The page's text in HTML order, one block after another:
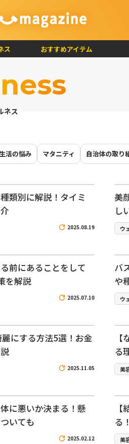
ス おすすめアイテム
ネス
生活の悩み マタニティ 自治体の取り
類別に解説！タイミ
2025.08.19
美
し
ウ
前にあることをして
を解説
2025.07.10
バ
や
ウ
麗にする方法5選！お金
2025.11.05
る
美
に悪いか決まる！懸
いても
2025.02.12
る
美